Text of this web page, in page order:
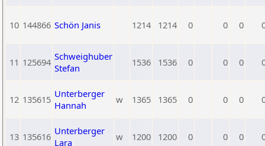
10 144866 Schön Janis 1214 1214 0 0 0
11 125694 Schweighuber
Stefan
1536 1536 0 0 0
12 135615 Unterberger
Hannah
w 1365 1365 0 0 0
13 135616 Unterberger
Lara
w 1200 1200 0 0 0